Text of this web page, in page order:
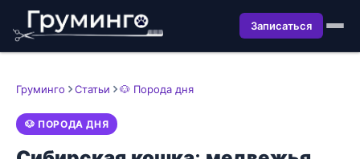
Записаться
Груминго Статьи 🐶 Порода дня
🐶 ПОРОДА ДНЯ